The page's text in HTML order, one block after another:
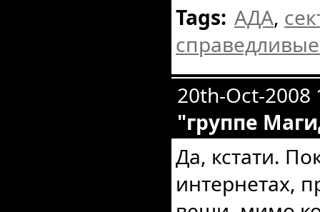
Tags: АДА,
20th-Oct-2008
"группе
Да, кстати.
интернетах,